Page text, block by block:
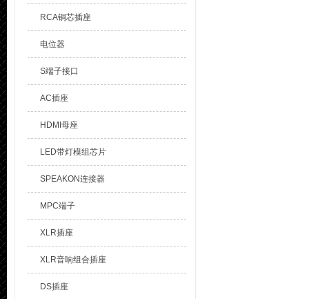
RCA铜芯插座
电位器
S端子接口
AC插座
HDMI母座
LED带灯模组芯片
SPEAKON连接器
MPC端子
XLR插座
XLR音响组合插座
DS插座